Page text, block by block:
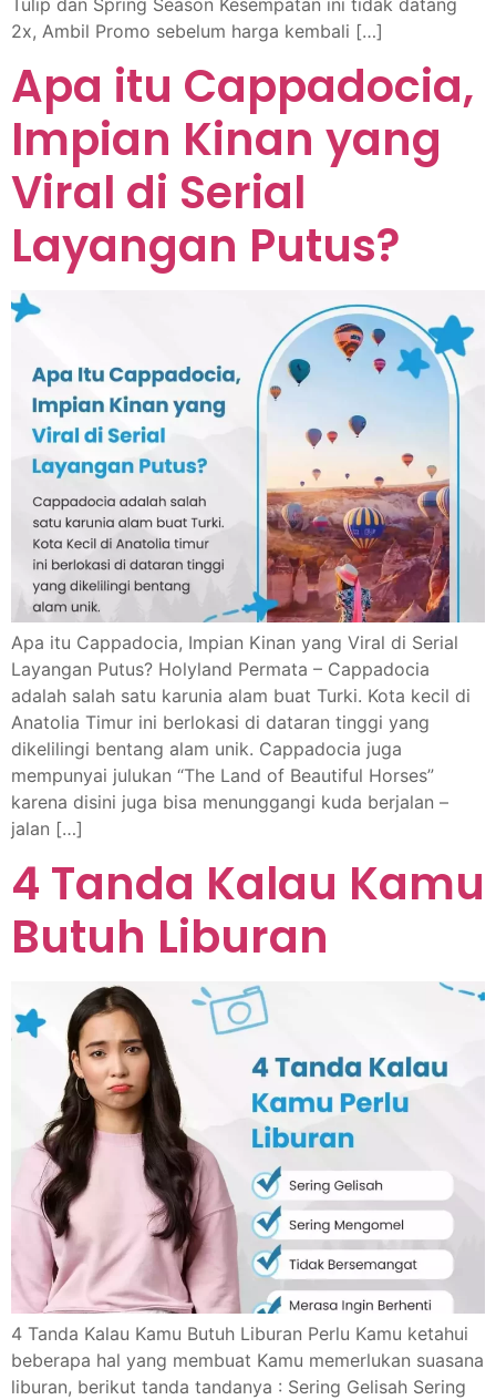
2x, Ambil Promo sebelum harga kembali […]
Apa itu Cappadocia,
Impian Kinan yang
Viral di Serial
Layangan Putus?
Apa itu Cappadocia, Impian Kinan yang Viral di Serial
Layangan Putus? Holyland Permata – Cappadocia
adalah salah satu karunia alam buat Turki. Kota kecil di
Anatolia Timur ini berlokasi di dataran tinggi yang
dikelilingi bentang alam unik. Cappadocia juga
mempunyai julukan “The Land of Beautiful Horses”
karena disini juga bisa menunggangi kuda berjalan –
jalan […]
4 Tanda Kalau Kamu
Butuh Liburan
4 Tanda Kalau Kamu Butuh Liburan Perlu Kamu ketahui
beberapa hal yang membuat Kamu memerlukan suasana
liburan, berikut tanda tandanya : Sering Gelisah Sering